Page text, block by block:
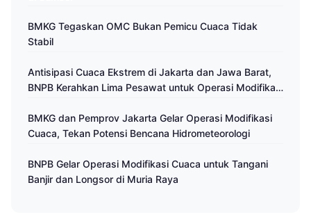
BMKG Tegaskan OMC Bukan Pemicu Cuaca Tidak
Stabil
Antisipasi Cuaca Ekstrem di Jakarta dan Jawa Barat,
BNPB Kerahkan Lima Pesawat untuk Operasi Modifikasi
BMKG dan Pemprov Jakarta Gelar Operasi Modifikasi
Cuaca, Tekan Potensi Bencana Hidrometeorologi
BNPB Gelar Operasi Modifikasi Cuaca untuk Tangani
Banjir dan Longsor di Muria Raya